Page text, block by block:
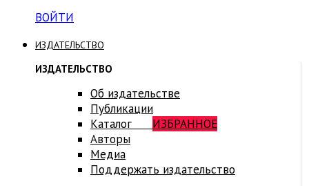
ВОЙТИ
ИЗДАТЕЛЬСТВО
ИЗДАТЕЛЬСТВО
Об издательстве
Публикации
Каталог ИЗБРАННОЕ
Авторы
Медиа
Поддержать издательство